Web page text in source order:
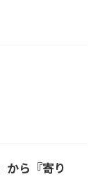
から『寄り